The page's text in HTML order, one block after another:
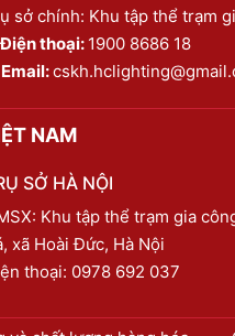
sở chính: Khu tập thể trạm
thoại: 1900 8686 18
NAM
SỞ HÀ NỘI
Khu tập thể trạm gia
xã Hoài Đức, Hà Nội
thoại: 0978 692 037